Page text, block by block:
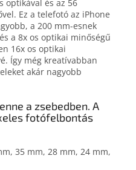
optikával és az 56
Ez a telefotó az iPhone
a 200 mm-esnek
a 8x os optikai minőségű
16x os optikai
Így még kreatívabban
akár nagyobb
a zsebedben. A
fotófelbontás
35 mm, 28 mm, 24 mm,